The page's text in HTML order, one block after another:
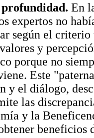
En
expertos no
según el
y
porque no
Este
y el diálogo,
las
y la
beneficios